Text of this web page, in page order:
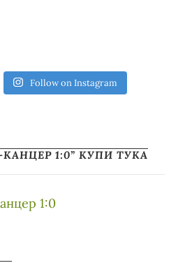
Follow on Instagram
1:0” КУПИ ТУКА